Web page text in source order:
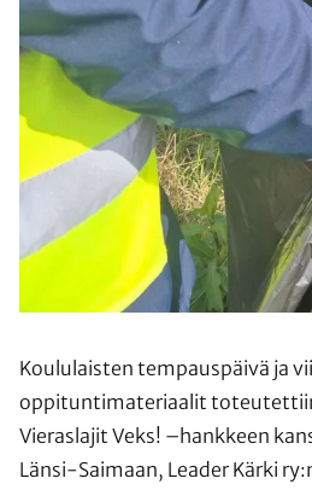
Koululaisten tempauspäivä ja
oppituntimateriaalit
Vieraslajit Veks! –hankkeen
Länsi-Saimaan, Leader Kärki